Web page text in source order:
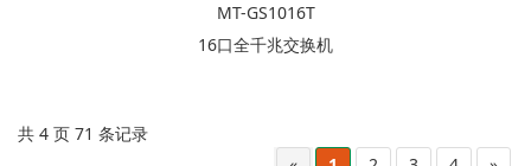
MT-GS1016T
16口全千兆交换机
共 4 页 71 条记录